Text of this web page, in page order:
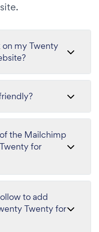
my Twenty
the Mailchimp
for
to add
Twenty for